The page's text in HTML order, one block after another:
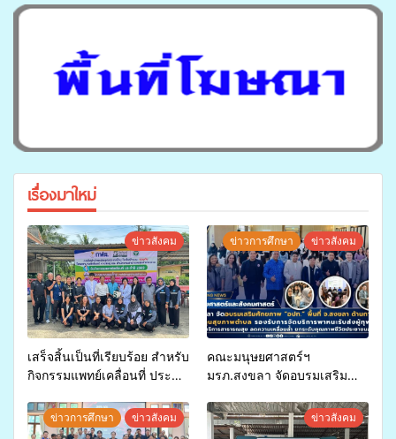
เรื่องมาใหม่
ข่าวสังคม
เสร็จสิ้นเป็นที่เรียบร้อย สำหรับ
กิจกรรมแพทย์เคลื่อนที่ ประจำ
สุขภาพแก่ประชาชนในพื้นที่
อำเภอจะนะ
ข่าวการศึกษา ข่าวสังคม
คณะมนุษยศาสตร์ฯ
มรภ.สงขลา จัดอบรมเสริม
จ่ายงบกองทุนสุขภาพตำบล
รองรับการจัดบริการพาหนะรับ
ข่าวการศึกษา ข่าวสังคม ข่าวสังคม